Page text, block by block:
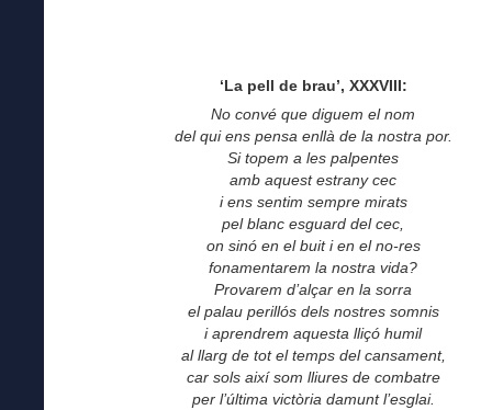
‘La pell de brau’, XXXVIII:
No convé que diguem el nom
del qui ens pensa enllà de la nostra por.
Si topem a les palpentes
amb aquest estrany cec
i ens sentim sempre mirats
pel blanc esguard del cec,
on sinó en el buit i en el no-res
fonamentarem la nostra vida?
Provarem d’alçar en la sorra
el palau perillós dels nostres somnis
i aprendrem aquesta lliçó humil
al llarg de tot el temps del cansament,
car sols així som lliures de combatre
per l’última victòria damunt l’esglai.